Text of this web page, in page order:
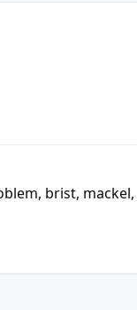
, brist, mackel,